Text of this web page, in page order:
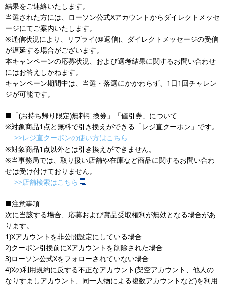
結果をご連絡いたします。
当選された方には、ローソン公式Xアカウントからダイレクトメッセ
ージにてご案内いたします。
※通信状況により、リプライ(@返信)、ダイレクトメッセージの受信
が遅延する場合がございます。
本キャンペーンの応募状況、および選考結果に関するお問い合わせ
にはお答えしかねます。
キャンペーン期間中は、当選・落選にかかわらず、1日1回チャレン
ジが可能です。
■「(お持ち帰り限定)無料引換券」「値引券」について
※対象商品1点と無料で引き換えができる「レジ直クーポン」です。
>>レジ直クーポンの使い方はこちら
※対象商品1点以外とは引き換えができません。
※当事務局では、取り扱い店舗や在庫など商品に関するお問い合わ
せは受け付けておりません。
>>店舗検索はこちら
■注意事項
次に当該する場合、応募および賞品受取権利が無効となる場合があ
ります。
1)Xアカウントを非公開設定にしている場合
2)クーポン引換前にXアカウントを削除された場合
3)ローソン公式Xをフォローされていない場合
4)Xの利用規約に反する不正なアカウント(架空アカウント、他人の
なりすましアカウント、同一人物による複数アカウントなど)を利用